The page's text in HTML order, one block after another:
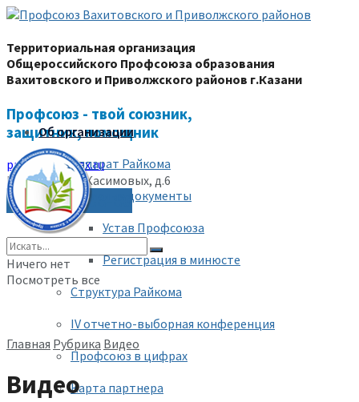
Территориальная организация
Общероссийского Профсоюза образования
Вахитовского и Приволжского районов г.Казани
Профсоюз - твой союзник,
защитник, помощник
prk-ed@yandex.ru
Казань, ул.Бр.Касимовых, д.6
(843) 228-68-80
Об организации
Аппарат Райкома
Уставные документы
Устав Профсоюза
Регистрация в минюсте
Структура Райкома
IV отчетно-выборная конференция
Профсоюз в цифрах
Карта партнера
Ничего нет
Посмотреть все
Главная Рубрика Видео
Видео